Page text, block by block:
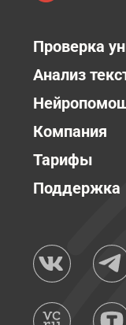
Проверка
Анализ
Компания
Тарифы
Поддержка